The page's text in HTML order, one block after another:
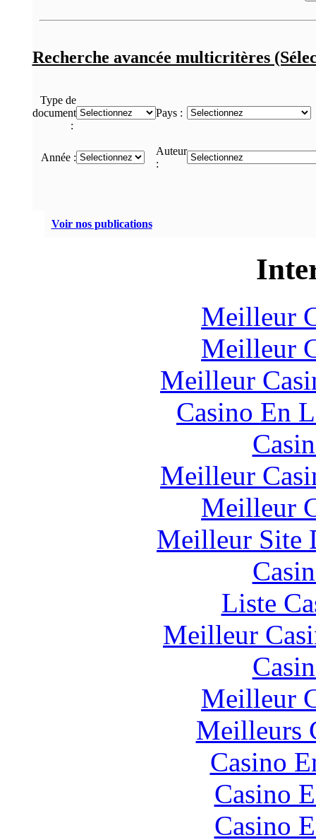
Recherche avancée multicritères
Type de
document
:
Pays :
Année :
Auteur
:
Voir nos publications
Meilleur
Meilleur
Meilleur
Casino En
Meilleur
Meilleur
Meilleur Site
Liste
Meilleur
Meilleur
Meilleurs
Casino
Casino
Casino